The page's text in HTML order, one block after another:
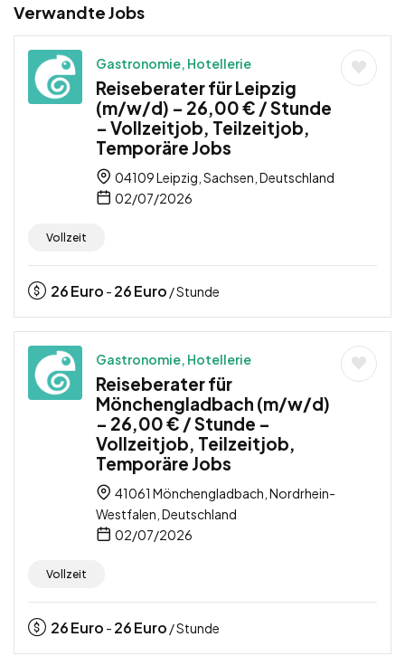
Verwandte Jobs
Gastronomie, Hotellerie
Reiseberater für Leipzig
(m/w/d) – 26,00 € / Stunde
– Vollzeitjob, Teilzeitjob,
Temporäre Jobs
04109 Leipzig, Sachsen, Deutschland
02/07/2026
Vollzeit
26Euro - 26Euro / Stunde
Gastronomie, Hotellerie
Reiseberater für
Mönchengladbach (m/w/d)
– 26,00 € / Stunde –
Vollzeitjob, Teilzeitjob,
Temporäre Jobs
41061 Mönchengladbach, Nordrhein-
Westfalen, Deutschland
02/07/2026
Vollzeit
26Euro - 26Euro / Stunde